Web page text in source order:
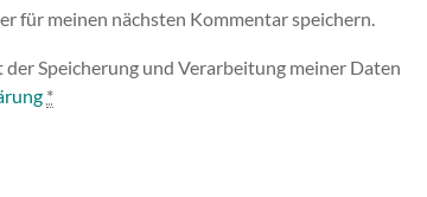
für meinen nächsten Kommentar speichern.
Speicherung und Verarbeitung meiner Daten
*